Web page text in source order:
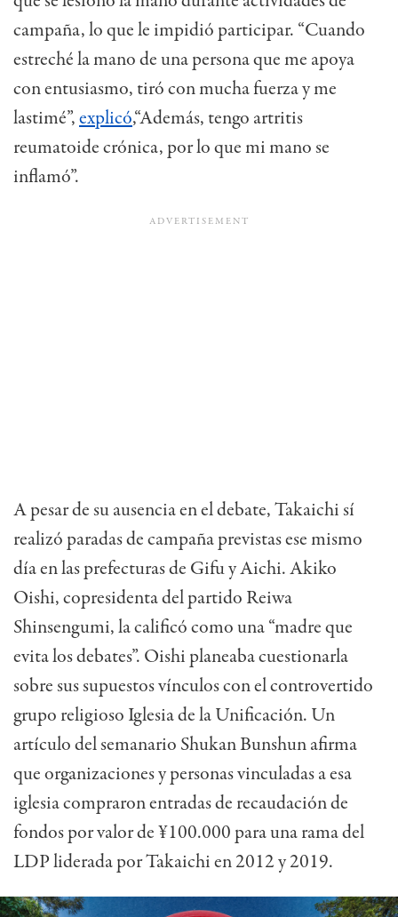
campaña, lo que le impidió participar. “Cuando
estreché la mano de una persona que me apoya
con entusiasmo, tiró con mucha fuerza y me
lastimé”,explicó,“Además, tengo artritis
reumatoide crónica, por lo que mi mano se
inflamó”.
A pesar de su ausencia en el debate, Takaichi sí
realizó paradas de campaña previstas ese mismo
día en las prefecturas de Gifu y Aichi. Akiko
Oishi, copresidenta del partido Reiwa
Shinsengumi, la calificó como una “madre que
evita los debates”. Oishi planeaba cuestionarla
sobre sus supuestos vínculos con el controvertido
grupo religioso Iglesia de la Unificación. Un
artículo del semanario Shukan Bunshun afirma
que organizaciones y personas vinculadas a esa
iglesia compraron entradas de recaudación de
fondos por valor de ¥100.000 para una rama del
LDP liderada por Takaichi en 2012 y 2019.